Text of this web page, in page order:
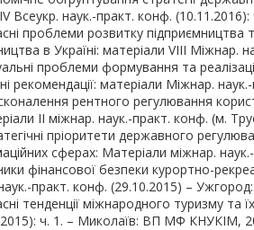
Всеукр. наук.-практ. конф.
проблеми розвитку
в Україні: матеріали VІІІ
проблеми формування та
рекомендації: матеріали Міжнар.
рентного регулювання
ІІ міжнар. наук.-практ. конф. (м.
пріоритети державного
сферах: Матеріали міжнар.
фінансової безпеки курортно-
практ. конф. (29.10.2015) –
тенденції міжнародного туризму та
ч. 1. – Миколаїв: ВП МФ КНУКІМ,